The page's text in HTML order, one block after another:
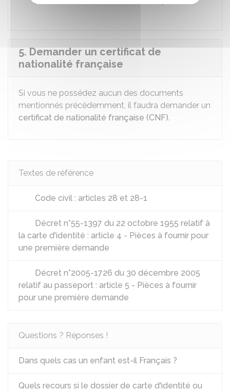
5. Demander un certificat de
nationalité française
Si vous ne possédez aucun des documents
mentionnés précédemment, il faudra demander un
certificat de nationalité française (CNF).
Textes de référence
Code civil : articles 28 et 28-1
Décret n°55-1397 du 22 octobre 1955 relatif à
la carte d'identité : article 4 - Pièces à fournir pour
une première demande
Décret n°2005-1726 du 30 décembre 2005
relatif au passeport : article 5 - Pièces à fournir
pour une première demande
Questions ? Réponses !
Dans quels cas un enfant est-il Français ?
Quels recours si le dossier de carte d'identité ou